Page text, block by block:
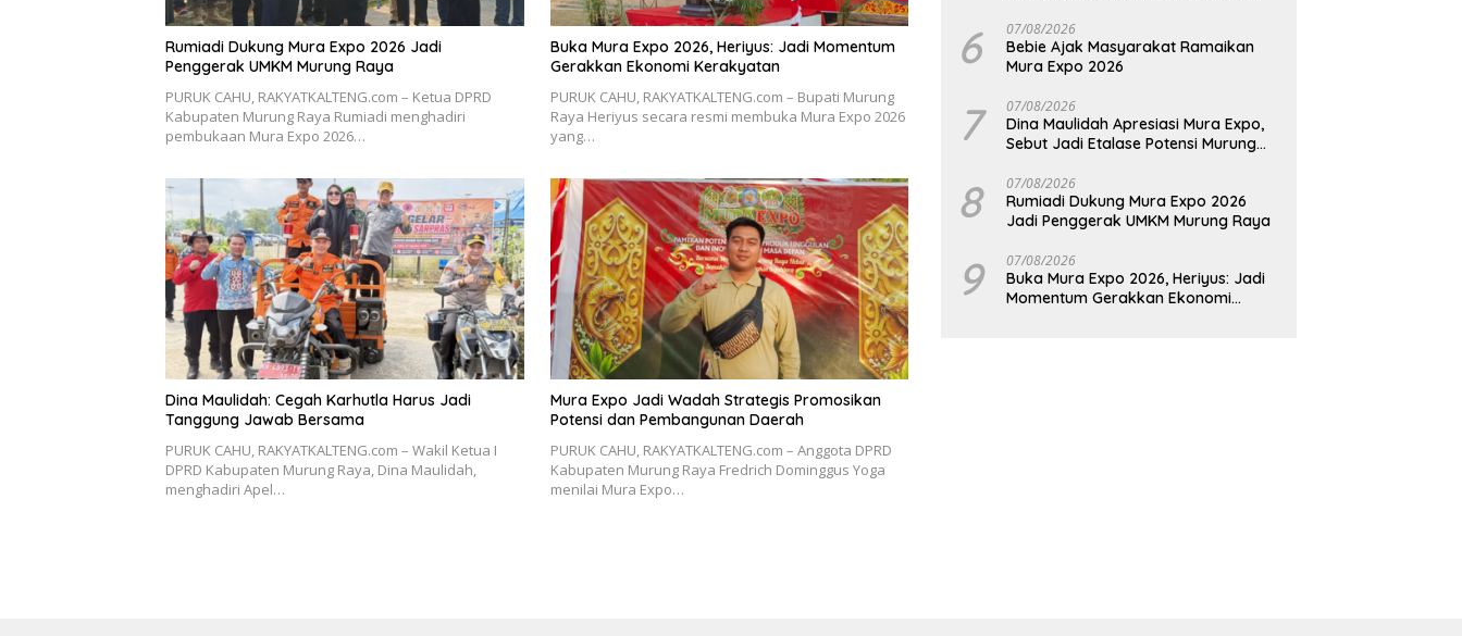
Rumiadi Dukung Mura Expo 2026 Jadi
Penggerak UMKM Murung Raya
PURUK CAHU, RAKYATKALTENG.com – Ketua DPRD
Kabupaten Murung Raya Rumiadi menghadiri
pembukaan Mura Expo 2026…
Buka Mura Expo 2026, Heriyus: Jadi Momentum
Gerakkan Ekonomi Kerakyatan
PURUK CAHU, RAKYATKALTENG.com – Bupati Murung
Raya Heriyus secara resmi membuka Mura Expo 2026
yang…
Dina Maulidah: Cegah Karhutla Harus Jadi
Tanggung Jawab Bersama
PURUK CAHU, RAKYATKALTENG.com – Wakil Ketua I
DPRD Kabupaten Murung Raya, Dina Maulidah,
menghadiri Apel…
Mura Expo Jadi Wadah Strategis Promosikan
Potensi dan Pembangunan Daerah
PURUK CAHU, RAKYATKALTENG.com – Anggota DPRD
Kabupaten Murung Raya Fredrich Dominggus Yoga
menilai Mura Expo…
6 07/08/2026
Bebie Ajak Masyarakat Ramaikan
Mura Expo 2026
7 07/08/2026
Dina Maulidah Apresiasi Mura Expo,
Sebut Jadi Etalase Potensi Murung
8 07/08/2026
Rumiadi Dukung Mura Expo 2026
Jadi Penggerak UMKM Murung Raya
9 07/08/2026
Buka Mura Expo 2026, Heriyus: Jadi
Momentum Gerakkan Ekonomi